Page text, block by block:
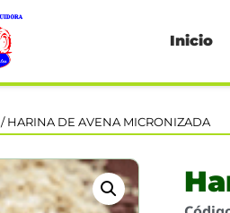
Inicio
/ HARINA DE AVENA MICRONIZADA